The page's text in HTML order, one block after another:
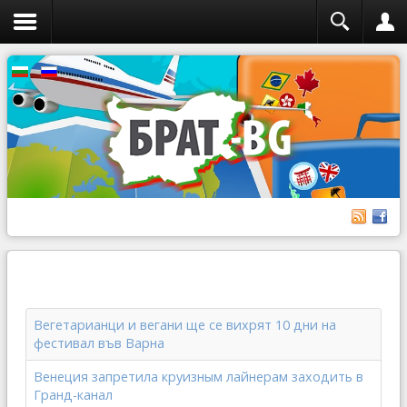
Вегетарианци и вегани ще се вихрят 10 дни на
фестивал във Варна
Венеция запретила круизным лайнерам заходить в
Гранд-канал